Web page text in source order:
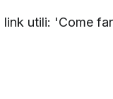
utili: 'Come